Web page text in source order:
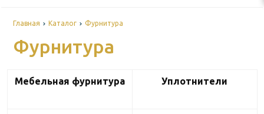
Главная Каталог Фурнитура
Фурнитура
Мебельная фурнитура Уплотнители